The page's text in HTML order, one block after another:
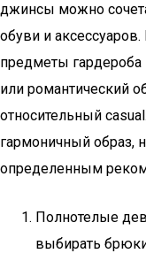
джинсы можно
обуви и
предметы гардероба
или романтический
относительный
гармоничный образ,
определенным
Полнотелые
выбирать